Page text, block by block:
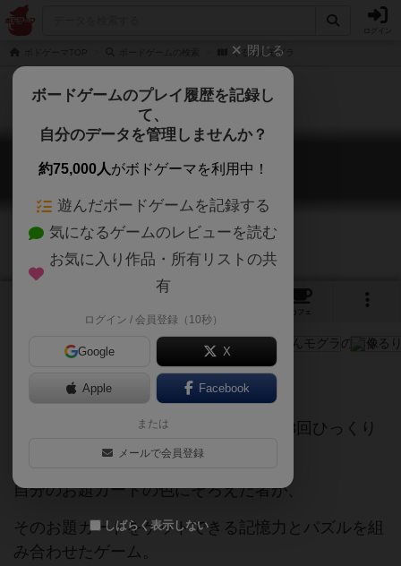
くるりんモグラ
くるりんモグラ
Buddel Company
カフェ
ボ育て
上下に違う色のついたモグラを手番に3回ひっくり
自分のお題カードの色にそろえた者が、
そのお題カードをゲットできる記憶力とパズルを組
み合わせたゲーム。
閉じる
ボードゲームのプレイ履歴を記録し
て、
自分のデータを管理しませんか？
約75,000人がボドゲーマを利用中！
遊んだボードゲームを記録する
気になるゲームのレビューを読む
お気に入り作品・所有リストの共
有
ログイン / 会員登録（10秒）
Google X
Apple Facebook
または
メールで会員登録
しばらく表示しない